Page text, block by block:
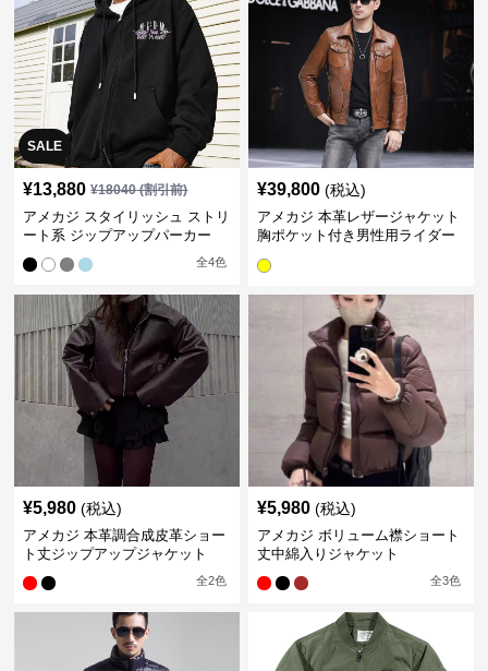
SALE
¥13,880 ¥18040(割引前)
アメカジ スタイリッシュ ストリ
ート系 ジップアップパーカー
全4色
¥39,800 (税込)
アメカジ 本革レザージャケット
胸ポケット付き男性用ライダー
¥5,980 (税込)
アメカジ 本革調合成皮革ショー
ト丈ジップアップジャケット
全2色
¥5,980 (税込)
アメカジ ボリューム襟ショート
丈中綿入りジャケット
全3色